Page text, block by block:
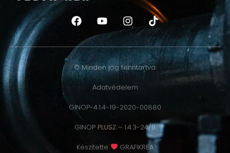
© Minden jog fenntartva.
Adatvédelem
GINOP-4.1.4-19-2020-00880
GINOP PLUSZ – 1.4.3-24/B
Készítette GRAFIKREA